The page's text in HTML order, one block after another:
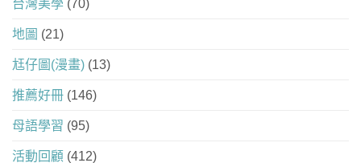
台灣美學 (70)
地圖 (21)
尪仔圖(漫畫) (13)
推薦好冊 (146)
母語學習 (95)
活動回顧 (412)